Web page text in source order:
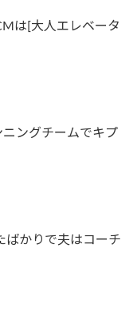
は[大人エレベータ
ングチームでキプ
ばかりで夫はコーチ